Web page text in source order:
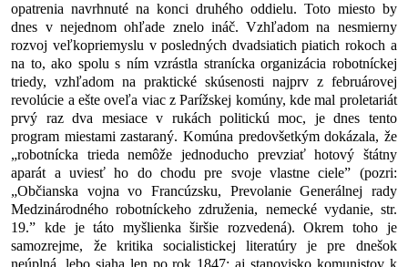
opatrenia navrhnuté na konci druhého oddielu. Toto miesto by
dnes v nejednom ohľade znelo ináč. Vzhľadom na nesmierny
rozvoj veľkopriemyslu v posledných dvadsiatich piatich rokoch a
na to, ako spolu s ním vzrástla stranícka organizácia robotníckej
triedy, vzhľadom na praktické skúsenosti najprv z februárovej
revolúcie a ešte oveľa viac z Parížskej komúny, kde mal proletariát
prvý raz dva mesiace v rukách politickú moc, je dnes tento
program miestami zastaraný. Komúna predovšetkým dokázala, že
„robotnícka trieda nemôže jednoducho prevziať hotový štátny
aparát a uviesť ho do chodu pre svoje vlastne ciele” (pozri:
„Občianska vojna vo Francúzsku, Prevolanie Generálnej rady
Medzinárodného robotníckeho združenia, nemecké vydanie, str.
19.” kde je táto myšlienka širšie rozvedená). Okrem toho je
samozrejme, že kritika socialistickej literatúry je pre dnešok
neúplná, lebo siaha len po rok 1847; aj stanovisko komunistov k